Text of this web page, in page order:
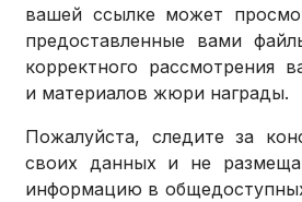
вашей ссылке может
предоставленные вами
корректного рассмотрения
и материалов жюри награды.
Пожалуйста, следите за
своих данных и не
информацию в